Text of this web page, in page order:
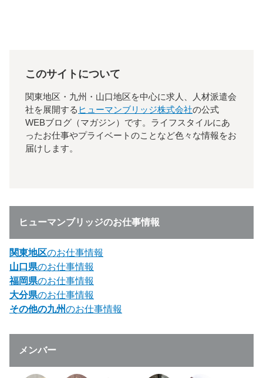
このサイトについて
関東地区・九州・山口地区を中心に求人、人材派遣会
社を展開する ヒューマンブリッジ株式会社の公式
WEBブログ（マガジン）です。ライフスタイルにあ
ったお仕事やプライベートのことなど色々な情報をお
届けします。
ヒューマンブリッジのお仕事情報
関東地区のお仕事情報
山口県のお仕事情報
福岡県のお仕事情報
大分県のお仕事情報
その他の九州のお仕事情報
メンバー